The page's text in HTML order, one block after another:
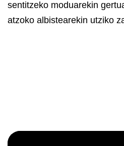
sentitzeko moduarekin
atzoko albistearekin utziko